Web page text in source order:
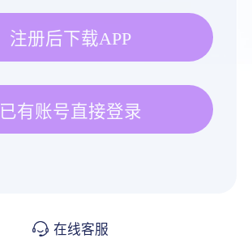
注册后下载APP
已有账号直接登录
在线客服